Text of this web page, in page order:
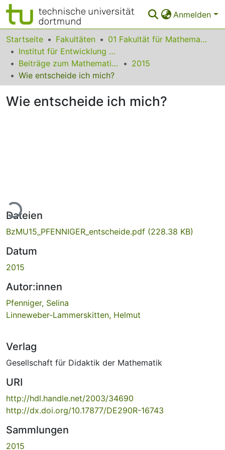
Anmelden
Bereiche & Sammlungen
Das gesamte Repositorium
Statistiken
FAQ
Startseite Fakultäten
01 Fakultät für Mathematik
Institut für Entwicklung und Erforschung des Mathematikunterrichts
Beiträge zum Mathematikunterricht
2015
Wie entscheide ich mich?
Wie entscheide ich mich?
Dateien
BzMU15_PFENNIGER_entscheide.pdf (228.38 KB)
Datum
2015
Autor:innen
Pfenniger, Selina
Linneweber-Lammerskitten, Helmut
Verlag
Gesellschaft für Didaktik der Mathematik
URI
http://hdl.handle.net/2003/34690
http://dx.doi.org/10.17877/DE290R-16743
Sammlungen
2015